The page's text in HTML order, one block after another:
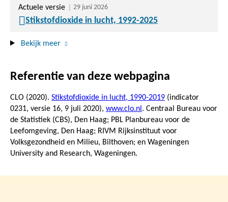
Actuele versie 29 juni 2026
Stikstofdioxide in lucht, 1992-2025
Bekijk meer
Referentie van deze webpagina
CLO (2020). Stikstofdioxide in lucht, 1990-2019 (indicator
0231, versie 16, 9 juli 2020), www.clo.nl . Centraal Bureau voor
de Statistiek (CBS), Den Haag; PBL Planbureau voor de
Leefomgeving, Den Haag; RIVM Rijksinstituut voor
Volksgezondheid en Milieu, Bilthoven; en Wageningen
University and Research, Wageningen.